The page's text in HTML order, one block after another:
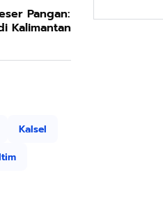
Pangan:
Kalimantan
Kalsel